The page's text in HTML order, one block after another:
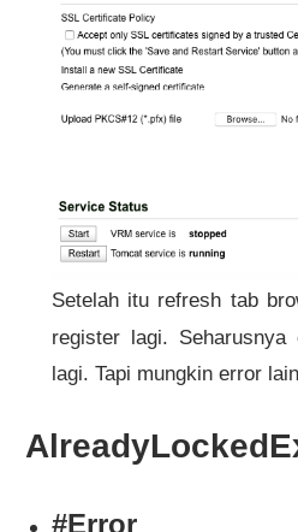
Setelah itu refresh tab
register lagi.
lagi. Tapi mungkin error
#Error